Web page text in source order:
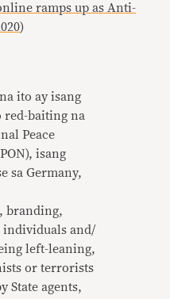
ramps up as Anti-
)
ito ay isang
red-baiting na
Peace
isang
sa Germany,
branding,
individuals and/
left-leaning,
or terrorists
State agents,